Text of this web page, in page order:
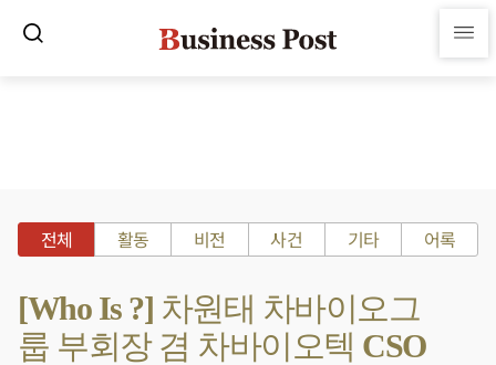
전체 활동 비전 사건 기타 어록
[Who Is ?] 차원태 차바이오그
룹 부회장 겸 차바이오텍 CSO